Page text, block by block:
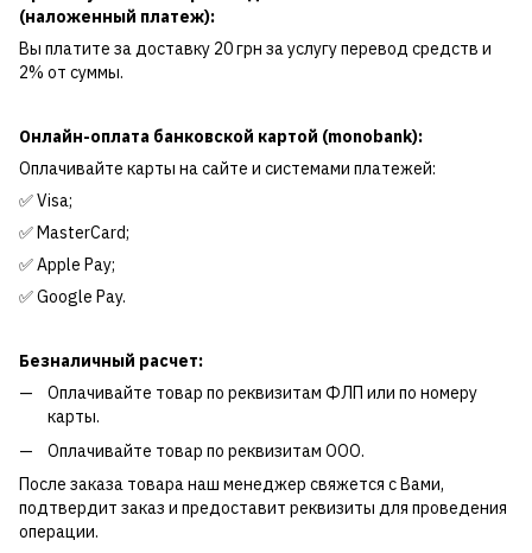
(наложенный платеж):
Вы платите за доставку 20 грн за услугу перевод средств и
2% от суммы.
Онлайн-оплата банковской картой (monobank):
Оплачивайте карты на сайте и системами платежей:
✅ Visa;
✅ MasterCard;
✅ Apple Pay;
✅ Google Pay.
Безналичный расчет:
Оплачивайте товар по реквизитам ФЛП или по номеру
карты.
Оплачивайте товар по реквизитам ООО.
После заказа товара наш менеджер свяжется с Вами,
подтвердит заказ и предоставит реквизиты для проведения
операции.